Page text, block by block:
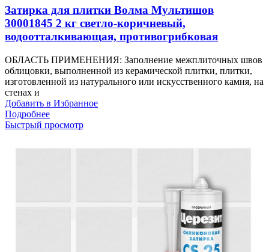
Затирка для плитки Волма Мультишов
30001845 2 кг светло-коричневый,
водоотталкивающая, противогрибковая
ОБЛАСТЬ ПРИМЕНЕНИЯ: Заполнение межплиточных швов
облицовки, выполненной из керамической плитки, плитки,
изготовленной из натурального или искусственного камня, на
стенах и
Добавить в Избранное
Подробнее
Быстрый просмотр